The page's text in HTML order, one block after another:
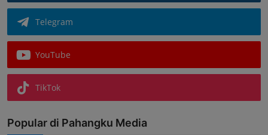
Telegram
YouTube
TikTok
Popular di Pahangku Media